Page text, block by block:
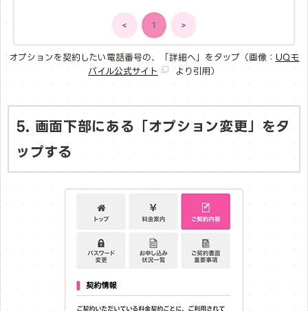
オプションを契約したい電話番号の、「詳細へ」をタップ（画像： UQモ
バイル公式サイト
より引用）
5. 画面下部にある「オプション変更」をタ
ップする